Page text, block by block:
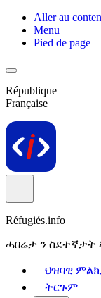
Aller au
Menu
Pied de page
République
Française
Réfugiés.info
ሓበሬታ ን ስደተኛታት
ህዝባዊ
ትርጉም